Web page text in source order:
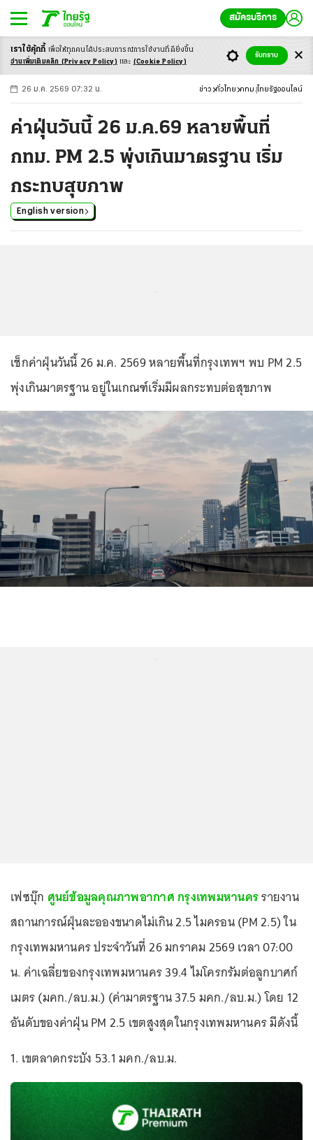
สมัครบริการ
-ก ก ก+
26 ม.ค. 2569 07:32 น. ข่าว ทั่วไทย กทม. ไทยรัฐออนไลน์
ค่าฝุ่นวันนี้ 26 ม.ค.69 หลายพื้นที่
กทม. PM 2.5 พุ่งเกินมาตรฐาน เริ่ม
กระทบสุขภาพ
English version
เช็กค่าฝุ่นวันนี้ 26 ม.ค. 2569 หลายพื้นที่กรุงเทพฯ พบ PM 2.5
พุ่งเกินมาตรฐาน อยู่ในเกณฑ์เริ่มมีผลกระทบต่อสุขภาพ
เฟซบุ๊ก ศูนย์ข้อมูลคุณภาพอากาศ กรุงเทพมหานครรายงาน
สถานการณ์ฝุ่นละอองขนาดไม่เกิน 2.5 ไมครอน (PM 2.5) ใน
กรุงเทพมหานคร ประจำวันที่ 26 มกราคม 2569 เวลา 07:00
น. ค่าเฉลี่ยของกรุงเทพมหานคร 39.4 ไมโครกรัมต่อลูกบาศก์
เมตร (มคก./ลบ.ม.) (ค่ามาตรฐาน 37.5 มคก./ลบ.ม.) โดย 12
อันดับของค่าฝุ่น PM 2.5 เขตสูงสุดในกรุงเทพมหานคร มีดังนี้
1. เขตลาดกระบัง 53.1 มคก./ลบ.ม.
เราใช้คุ้กกี้ เพื่อให้ทุกคนได้ประสบการณ์การใช้งานที่ดียิ่งขึ้น
อ่านเพิ่มเติมคลิก (Privacy Policy) และ (Cookie Policy)
รับทราบ